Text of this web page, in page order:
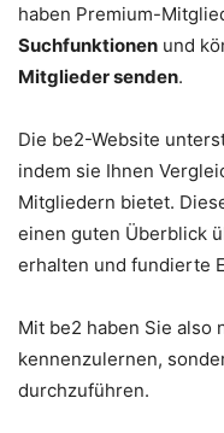
haben Premium-
Suchfunktionen und
Mitglieder senden.
Die be2-Website
indem sie Ihnen
Mitgliedern bietet.
einen guten Überblick
erhalten und fundierte
Mit be2 haben Sie also
kennenzulernen,
durchzuführen.